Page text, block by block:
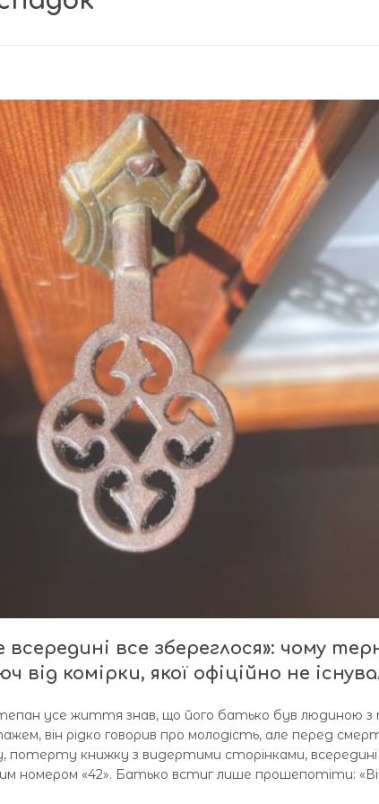
всередині все збереглося»: чому
комірки, якої офіційно не
усе життя знав, що його батько був людиною
він рідко говорив про молодість, але перед
потерту книжку з видертими сторінками, всередині
номером «42». Батько встиг лише прошепотіти: